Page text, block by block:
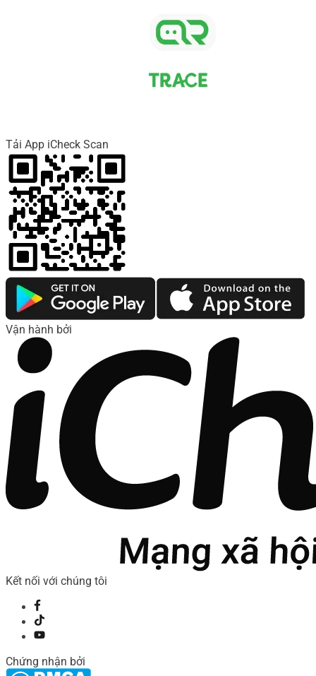
Tải App iCheck Scan
Vận hành bởi
Kết nối với chúng tôi
Chứng nhận bởi